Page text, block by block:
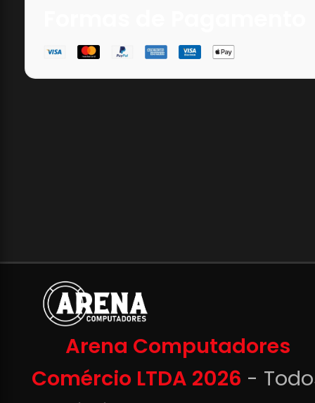
Arena Computadores
Comércio LTDA 2026 -